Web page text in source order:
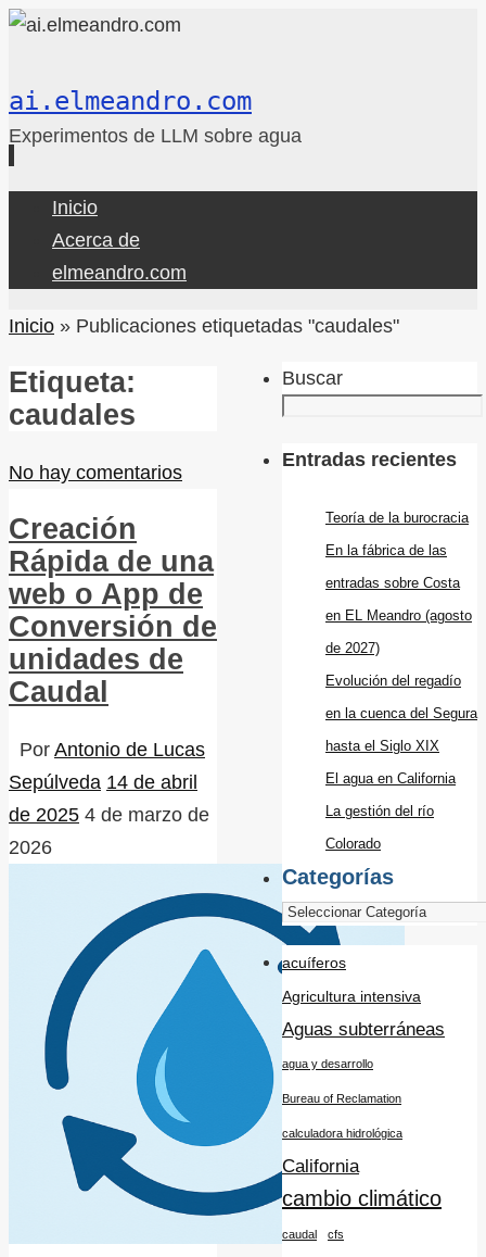
ai.elmeandro.com
Experimentos de LLM sobre agua
contenido
Inicio
Acerca de
elmeandro.com
Inicio » Publicaciones etiquetadas "caudales"
Etiqueta:
caudales
No hay comentarios
Creación
Rápida de una
web o App de
Conversión de
unidades de
Caudal
Por Antonio de Lucas
Sepúlveda 14 de abril
de 2025 4 de marzo de
2026
Buscar
Entradas recientes
Teoría de la burocracia
En la fábrica de las
entradas sobre Costa
en EL Meandro (agosto
de 2027)
Evolución del regadío
en la cuenca del Segura
hasta el Siglo XIX
El agua en California
La gestión del río
Colorado
Categorías
acuíferos
Agricultura intensiva
Aguas subterráneas
agua y desarrollo
Bureau of Reclamation
calculadora hidrológica
California
cambio climático
caudal cfs